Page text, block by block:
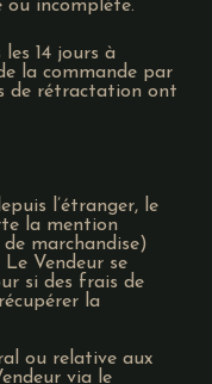
ou incomplète.
14 jours à
la commande par
de rétractation ont
l’étranger, le
la mention
marchandise)
Vendeur se
si des frais de
la
ou relative aux
via le